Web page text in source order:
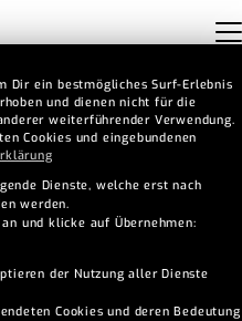
Dir ein bestmögliches Surf-Erlebnis
und dienen nicht für die
weiterführender Verwendung.
Cookies und eingebundenen
Dienste, welche erst nach
werden.
und klicke auf Übernehmen:
der Nutzung aller Dienste
Cookies und deren Bedeutung